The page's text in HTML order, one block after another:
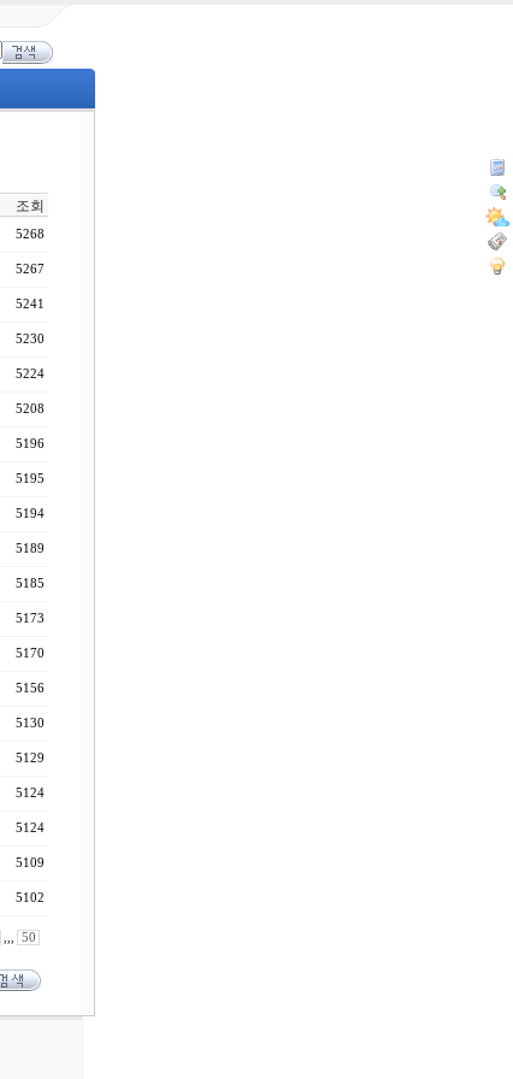
조회
5268
5267
5241
5230
5224
5208
5196
5195
5194
5189
5185
5173
5170
5156
5130
5129
5124
5124
5109
5102
,,, 50